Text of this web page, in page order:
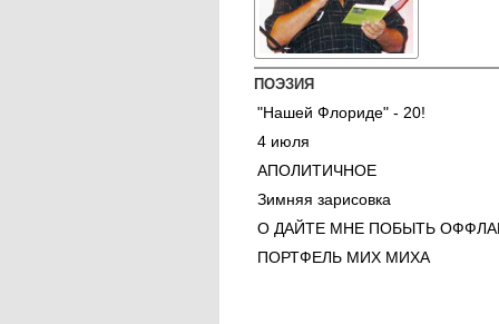
ПОЭЗИЯ
"Нашей Флориде" - 20!
4 июля
АПОЛИТИЧНОЕ
Зимняя зарисовка
О ДАЙТЕ МНЕ ПОБЫТЬ
ПОРТФЕЛЬ МИХ МИХА